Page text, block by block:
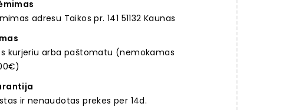
adresu Taikos pr. 141 51132 Kaunas
kurjeriu arba paštomatu (nemokamas
ir nenaudotas prekes per 14d.